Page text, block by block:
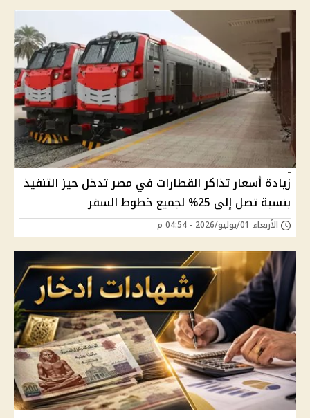
زيادة أسعار تذاكر القطارات في مصر تدخل حيز التنفيذ
بنسبة تصل إلى 25% لجميع خطوط السفر
الأربعاء 01/يوليو/2026 - 04:54 م